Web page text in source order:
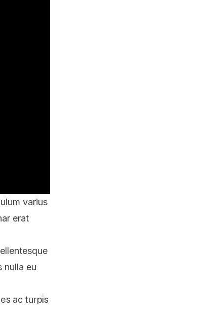
varius
erat
nulla eu
ac turpis